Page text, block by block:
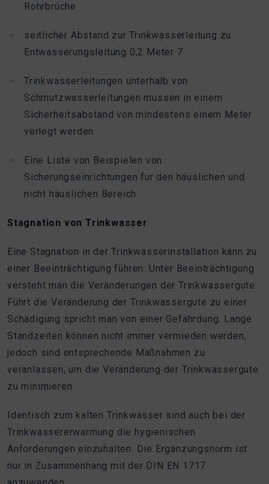
Rohrbrüche
seitlicher Abstand zur Trinkwasserleitung zu
Entwasserungsleitung 0,2 Meter 7
Trinkwasserleitungen unterhalb von
Schmutzwasserleitungen mussen in einem
Sicherheitsabstand von mindestens einem Meter
verlegt werden
Eine Liste von Beispielen von
Sicherungseinrichtungen fur den häuslichen und
nicht häuslichen Bereich
Stagnation von Trinkwasser
Eine Stagnation in der Trinkwasserinstallation kann zu
einer Beeinträchtigung führen. Unter Beeinträchtigung
versteht man die Veränderungen der Trinkwassergute.
Führt die Veränderung der Trinkwassergute zu einer
Schädigung spricht man von einer Gefährdung. Lange
Standzeiten können nicht immer vermieden werden,
jedoch sind entsprechende Maßnahmen zu
veranlassen, um die Veränderung der Trinkwassergute
zu minimieren.
Identisch zum kalten Trinkwasser sind auch bei der
Trinkwassererwarmung die hygienischen
Anforderungen einzuhalten. Die Ergänzungsnorm ist
nur in Zusammenhang mit der DIN EN 1717